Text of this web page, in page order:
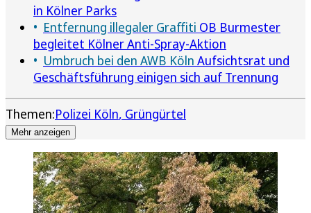
in Kölner Parks
Entfernung illegaler Graffiti OB Burmester
begleitet Kölner Anti-Spray-Aktion
Umbruch bei den AWB Köln Aufsichtsrat und
Geschäftsführung einigen sich auf Trennung
Themen:Polizei Köln Grüngürtel
Mehr anzeigen